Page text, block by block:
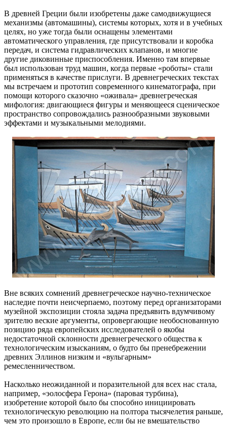
В древней Греции были изобретены даже самодвижущиеся
механизмы (автомашины), системы которых, хотя и в учебных
целях, но уже тогда были оснащены элементами
автоматического управления, где присутствовали и коробка
передач, и система гидравлических клапанов, и многие
другие диковинные приспособления. Именно там впервые
был использован труд машин, когда первые «роботы» стали
применяться в качестве прислуги. В древнегреческих текстах
мы встречаем и прототип современного кинематографа, при
помощи которого сказочно «оживала» древнегреческая
мифология: двигающиеся фигуры и меняющееся сценическое
пространство сопровождались разнообразными звуковыми
эффектами и музыкальными мелодиями.
Вне всяких сомнений древнегреческое научно-техническое
наследие почти неисчерпаемо, поэтому перед организаторами
музейной экспозиции стояла задача предъявить вдумчивому
зрителю веские аргументы, опровергающие необоснованную
позицию ряда европейских исследователей о якобы
недостаточной склонности древнегреческого общества к
технологическим изысканиям, о будто бы пренебрежении
древних Эллинов низким и «вульгарным»
ремесленничеством.
Насколько неожиданной и поразительной для всех нас стала,
например, «эолосфера Герона» (паровая турбина),
изобретение которой было бы способно инициировать
технологическую революцию на полтора тысячелетия раньше,
чем это произошло в Европе, если бы не вмешательство